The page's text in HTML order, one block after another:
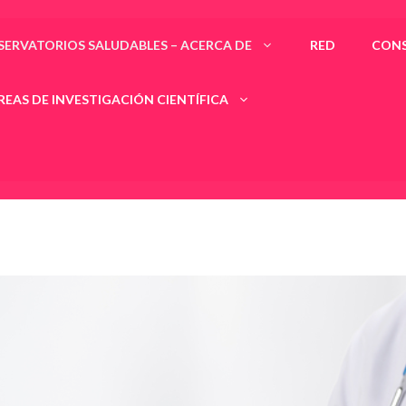
SALUDABLES – ACERCA DE RED
DE INVESTIGACIÓN CIENTÍFICA